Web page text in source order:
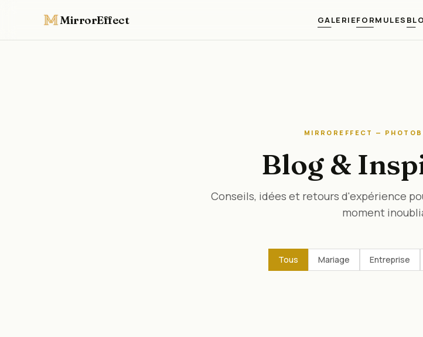
MirrorEffect GALERIEFORMULES
MIRROREFFECT —
Blog &
Conseils, idées et retours d'expérience
moment
Tous Mariage Entreprise